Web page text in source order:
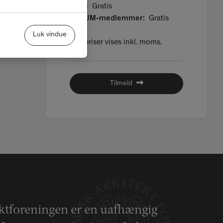
Luk vindue
MAA: Gratis
FORUM-medlemmer: Gratis
Alle priser vises inkl. moms.
Tilmeld
er en uafhængig